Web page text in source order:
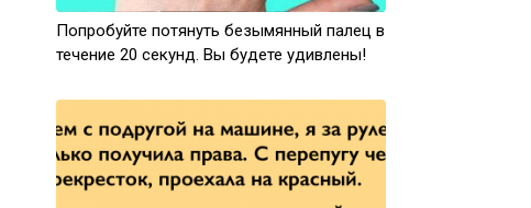
Попробуйте потянуть безымянный палец в
течение 20 секунд. Вы будете удивлены!